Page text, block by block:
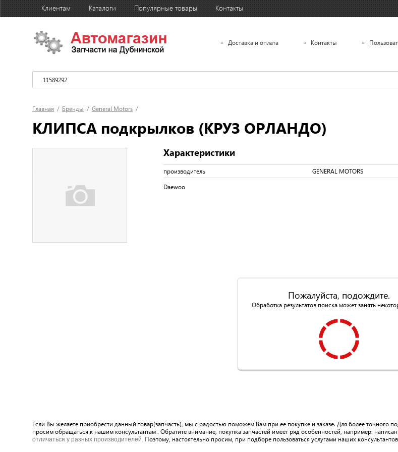
Клиентам Каталоги Популярные товары Контакты
Доставка и оплата Контакты
Главная / Бренды / General Motors /
КЛИПСА подкрылков (КРУЗ ОРЛАНДО)
Характеристики
производитель GENERAL MOTORS
Daewoo
Пожалуйста, подождите.
Обработка результатов поиска может занять
Если Вы желаете приобрести данный товар(запчасть), мы с радостью поможем Вам при ее покупке и заказе. Для более
просим обращаться к нашим консультантам . Обратите внимание, покупка запчастей имеет ряд особенностей, например:
отличаться у разных производителей. Поэтому, настоятельно просим, при подборе пользоваться услугами наших